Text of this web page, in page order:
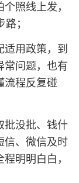
照线上发，
；
适用政策，到
常问题，也有
流程反复碰
批没批、钱什
信、微信及时
明明白白，